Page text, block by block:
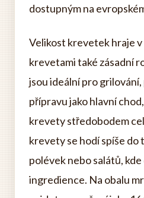
dostupným na
Velikost krevetek hraje
krevetami také zásadní
jsou ideální pro
přípravu jako hlavní
krevety středobodem
krevety se hodí spíše do
polévek nebo salátů,
ingredience. Na obalu